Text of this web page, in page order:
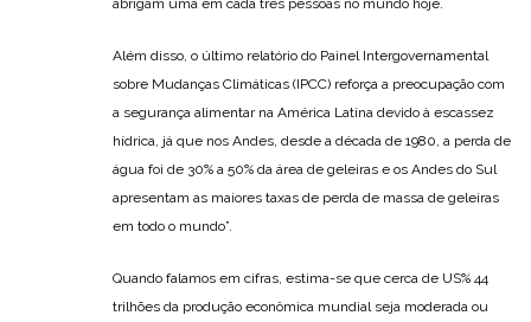
abrigam uma em cada três pessoas no mundo hoje.
Além disso, o último relatório do Painel Intergovernamental
sobre Mudanças Climáticas (IPCC) reforça a preocupação com
a segurança alimentar na América Latina devido à escassez
hídrica, já que nos Andes, desde a década de 1980, a perda de
água foi de 30% a 50% da área de geleiras e os Andes do Sul
apresentam as maiores taxas de perda de massa de geleiras
em todo o mundo”.
Quando falamos em cifras, estima-se que cerca de US% 44
trilhões da produção econômica mundial seja moderada ou